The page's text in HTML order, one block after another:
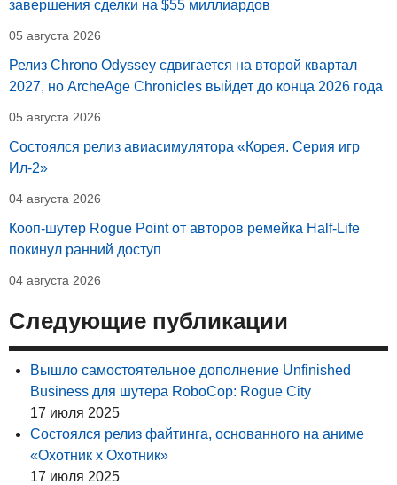
завершения сделки на $55 миллиардов
05 августа 2026
Релиз Chrono Odyssey сдвигается на второй квартал
2027, но ArcheAge Chronicles выйдет до конца 2026 года
05 августа 2026
Состоялся релиз авиасимулятора «Корея. Серия игр
Ил-2»
04 августа 2026
Кооп-шутер Rogue Point от авторов ремейка Half-Life
покинул ранний доступ
04 августа 2026
Следующие публикации
Вышло самостоятельное дополнение Unfinished
Business для шутера RoboCop: Rogue City
17 июля 2025
Состоялся релиз файтинга, основанного на аниме
«Охотник х Охотник»
17 июля 2025